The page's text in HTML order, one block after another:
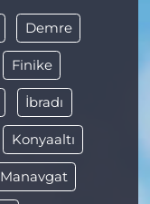
Demre
Finike
İbradı
Konyaaltı
Manavgat